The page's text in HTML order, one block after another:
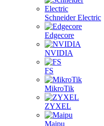
Schneider Electric
Edgecore
NVIDIA
FS
MikroTik
ZYXEL
Maipu